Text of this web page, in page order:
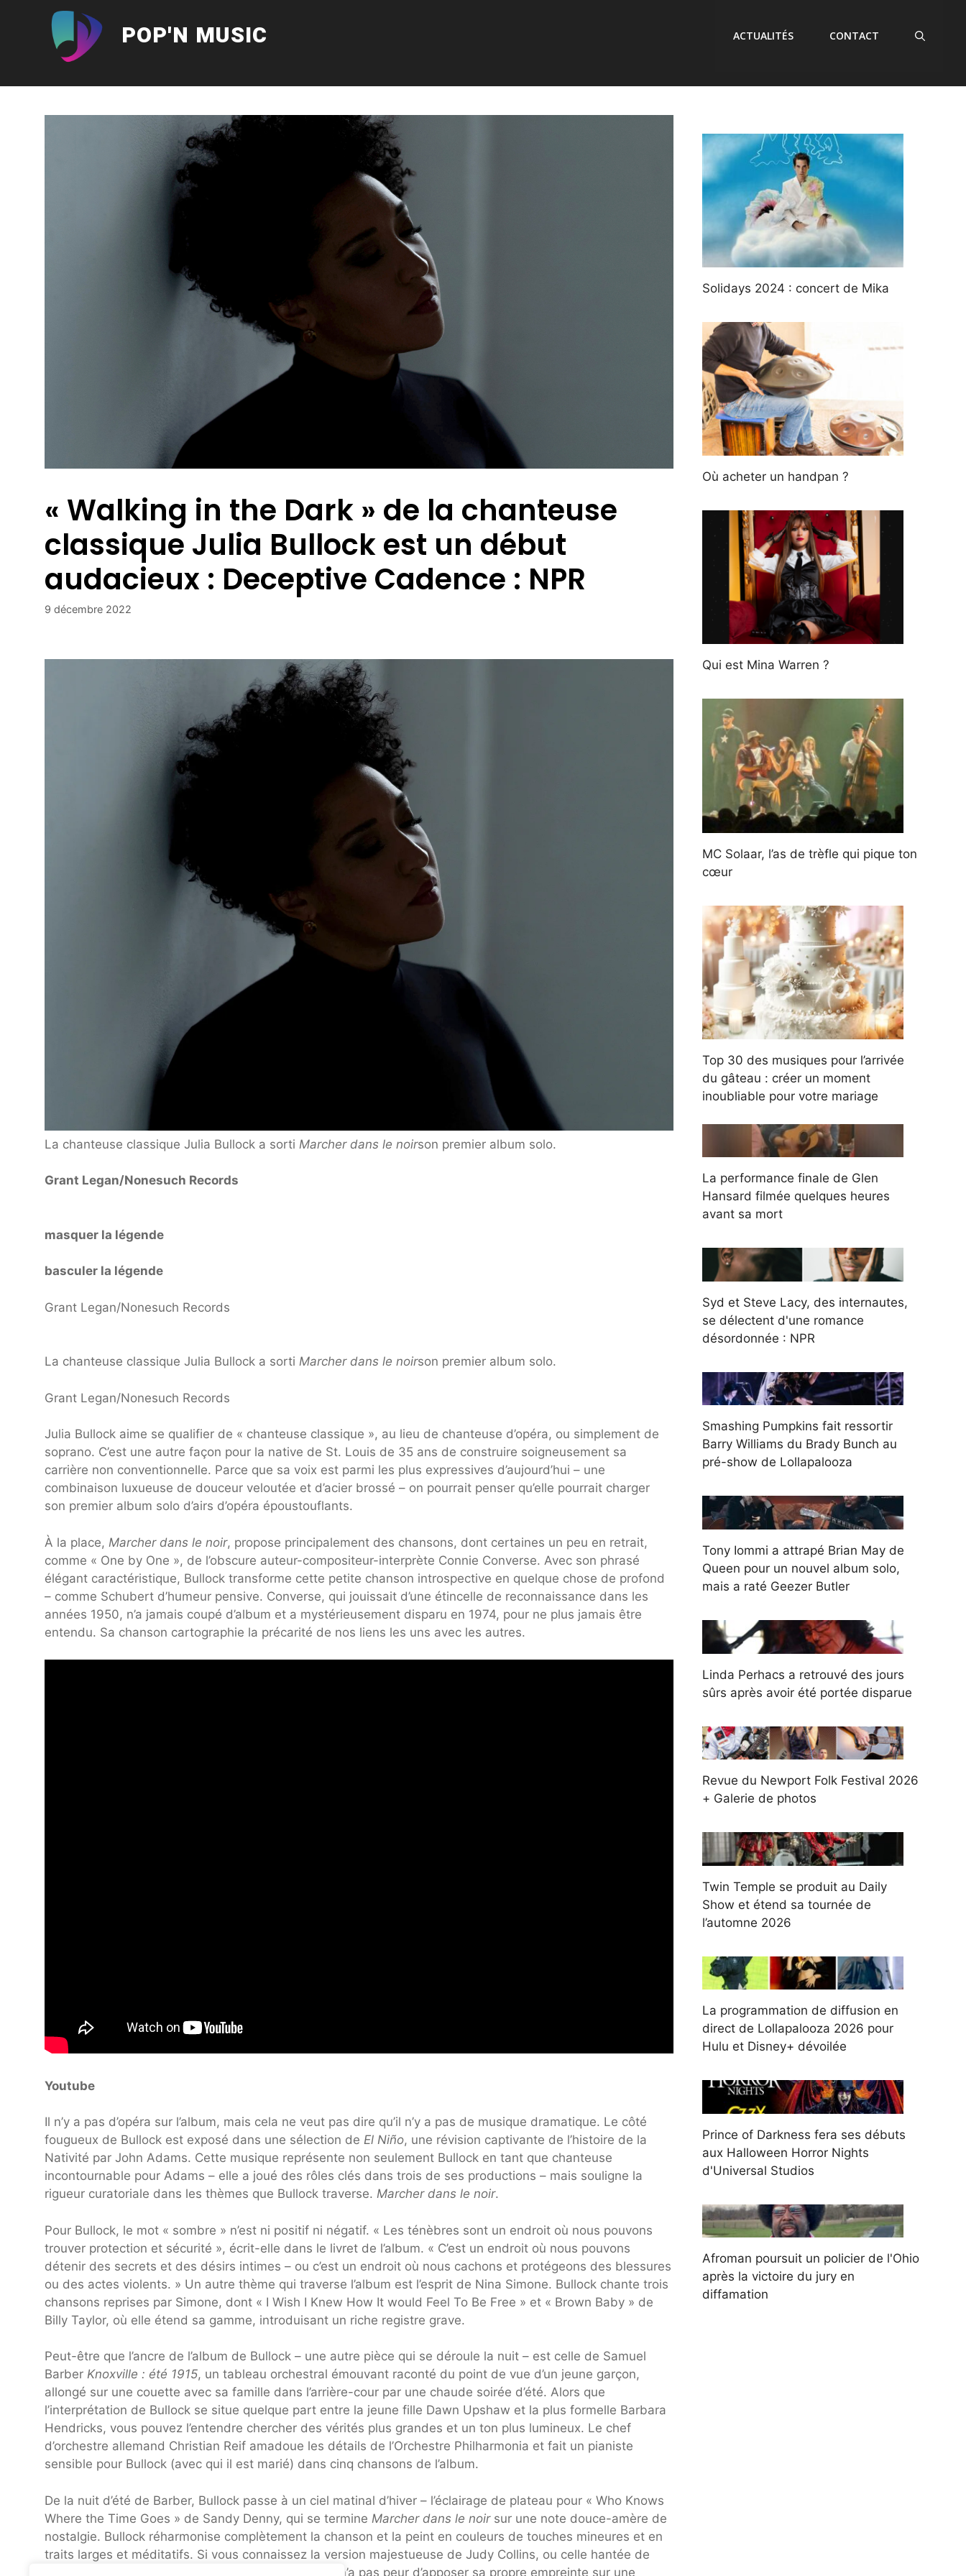
POP'N MUSIC ACTUALITÉS CONTACT
« Walking in the Dark » de la chanteuse
classique Julia Bullock est un début
audacieux : Deceptive Cadence : NPR
9 décembre 2022
La chanteuse classique Julia Bullock a sorti Marcher dans le noirson premier album solo.
Grant Legan/Nonesuch Records
masquer la légende
basculer la légende
Grant Legan/Nonesuch Records
La chanteuse classique Julia Bullock a sorti Marcher dans le noirson premier album solo.
Grant Legan/Nonesuch Records
Julia Bullock aime se qualifier de « chanteuse classique », au lieu de chanteuse d’opéra, ou simplement de
soprano. C’est une autre façon pour la native de St. Louis de 35 ans de construire soigneusement sa
carrière non conventionnelle. Parce que sa voix est parmi les plus expressives d’aujourd’hui – une
combinaison luxueuse de douceur veloutée et d’acier brossé – on pourrait penser qu’elle pourrait charger
son premier album solo d’airs d’opéra époustouflants.
À la place, Marcher dans le noir, propose principalement des chansons, dont certaines un peu en retrait,
comme « One by One », de l’obscure auteur-compositeur-interprète Connie Converse. Avec son phrasé
élégant caractéristique, Bullock transforme cette petite chanson introspective en quelque chose de profond
– comme Schubert d’humeur pensive. Converse, qui jouissait d’une étincelle de reconnaissance dans les
années 1950, n’a jamais coupé d’album et a mystérieusement disparu en 1974, pour ne plus jamais être
entendu. Sa chanson cartographie la précarité de nos liens les uns avec les autres.
Youtube
Il n’y a pas d’opéra sur l’album, mais cela ne veut pas dire qu’il n’y a pas de musique dramatique. Le côté
fougueux de Bullock est exposé dans une sélection de El Niño, une révision captivante de l’histoire de la
Nativité par John Adams. Cette musique représente non seulement Bullock en tant que chanteuse
incontournable pour Adams – elle a joué des rôles clés dans trois de ses productions – mais souligne la
rigueur curatoriale dans les thèmes que Bullock traverse. Marcher dans le noir.
Pour Bullock, le mot « sombre » n’est ni positif ni négatif. « Les ténèbres sont un endroit où nous pouvons
trouver protection et sécurité », écrit-elle dans le livret de l’album. « C’est un endroit où nous pouvons
détenir des secrets et des désirs intimes – ou c’est un endroit où nous cachons et protégeons des blessures
ou des actes violents. » Un autre thème qui traverse l’album est l’esprit de Nina Simone. Bullock chante trois
chansons reprises par Simone, dont « I Wish I Knew How It would Feel To Be Free » et « Brown Baby » de
Billy Taylor, où elle étend sa gamme, introduisant un riche registre grave.
Peut-être que l’ancre de l’album de Bullock – une autre pièce qui se déroule la nuit – est celle de Samuel
Barber Knoxville : été 1915, un tableau orchestral émouvant raconté du point de vue d’un jeune garçon,
allongé sur une couette avec sa famille dans l’arrière-cour par une chaude soirée d’été. Alors que
l’interprétation de Bullock se situe quelque part entre la jeune fille Dawn Upshaw et la plus formelle Barbara
Hendricks, vous pouvez l’entendre chercher des vérités plus grandes et un ton plus lumineux. Le chef
d’orchestre allemand Christian Reif amadoue les détails de l’Orchestre Philharmonia et fait un pianiste
sensible pour Bullock (avec qui il est marié) dans cinq chansons de l’album.
De la nuit d’été de Barber, Bullock passe à un ciel matinal d’hiver – l’éclairage de plateau pour « Who Knows
Where the Time Goes » de Sandy Denny, qui se termine Marcher dans le noirsur une note douce-amère de
nostalgie. Bullock réharmonise complètement la chanson et la peint en couleurs de touches mineures et en
traits larges et méditatifs. Si vous connaissez la version majestueuse de Judy Collins, ou celle hantée de
Nina Simone, vous risquez d’avoir un choc. Bullock n’a pas peur d’apposer sa propre empreinte sur une
Solidays 2024 : concert de Mika
Où acheter un handpan ?
Qui est Mina Warren ?
MC Solaar, l’as de trèfle qui pique ton
cœur
Top 30 des musiques pour l’arrivée
du gâteau : créer un moment
inoubliable pour votre mariage
La performance finale de Glen
Hansard filmée quelques heures
avant sa mort
Syd et Steve Lacy, des internautes,
se délectent d'une romance
désordonnée : NPR
Smashing Pumpkins fait ressortir
Barry Williams du Brady Bunch au
pré-show de Lollapalooza
Tony Iommi a attrapé Brian May de
Queen pour un nouvel album solo,
mais a raté Geezer Butler
Linda Perhacs a retrouvé des jours
sûrs après avoir été portée disparue
Revue du Newport Folk Festival 2026
+ Galerie de photos
Twin Temple se produit au Daily
Show et étend sa tournée de
l’automne 2026
La programmation de diffusion en
direct de Lollapalooza 2026 pour
Hulu et Disney+ dévoilée
Prince of Darkness fera ses débuts
aux Halloween Horror Nights
d'Universal Studios
Afroman poursuit un policier de l'Ohio
après la victoire du jury en
diffamation